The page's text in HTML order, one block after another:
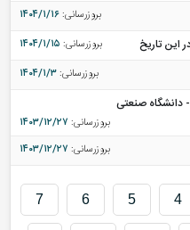
بروزرسانی:۱۴۰۴/۱/۱۶
این تاریخ بروزرسانی: ۱۴۰۴/۱/۱۵
بروزرسانی:۱۴۰۴/۱/۳
دانشگاه صنعتی
بروزرسانی: ۱۴۰۳/۱۲/۲۷
بروزرسانی: ۱۴۰۳/۱۲/۲۷
4
5
6
7